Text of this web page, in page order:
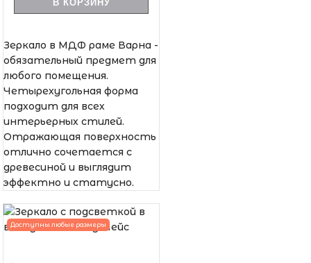
В КОРЗИНУ
Зеркало в МДФ раме Варна -
обязательный предмет для
любого помещения.
Четырехугольная форма
подходит для всех
интерьерных стилей.
Отражающая поверхность
отлично сочетается с
древесиной и выглядит
эффектно и статусно.
Доступны любые размеры